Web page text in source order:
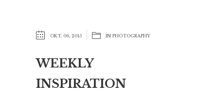
OKT. 06, 2015 IN PHOTOGRAPHY
WEEKLY
INSPIRATION